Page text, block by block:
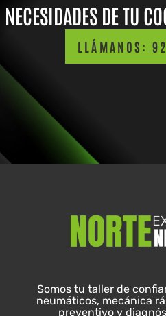
NECESIDADES DE TU
LLÁMANOS:
Somos tu taller de
neumáticos, mecánica
preventivo y